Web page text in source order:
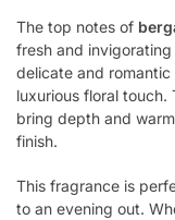
The top notes of
fresh and
delicate and
luxurious floral touch.
bring depth and
finish.
This fragrance is
to an evening out.